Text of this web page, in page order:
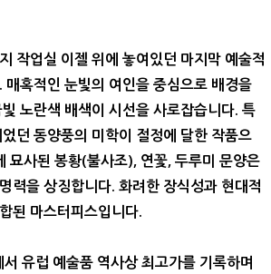
작업실 이젤 위에 놓여있던 마지막 예술적
매혹적인 눈빛의 여인을 중심으로 배경을
노란색 배색이 시선을 사로잡습니다. 특
던 동양풍의 미학이 절정에 달한 작품으
묘사된 봉황(불사조), 연꽃, 두루미 문양은
력을 상징합니다. 화려한 장식성과 현대적
된 마스터피스입니다.
유럽 예술품 역사상 최고가를 기록하며